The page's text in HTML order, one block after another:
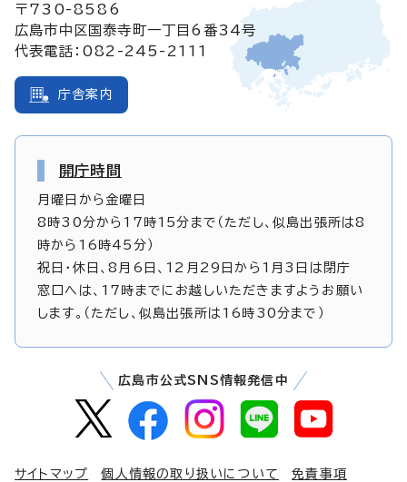
〒730-8586
広島市中区国泰寺町一丁目6番34号
代表電話：082-245-2111
庁舎案内
開庁時間
月曜日から金曜日
8時30分から17時15分まで（ただし、似島出張所は8
時から16時45分）
祝日・休日、8月6日、12月29日から1月3日は閉庁
窓口へは、17時までにお越しいただきますようお願い
します。（ただし、似島出張所は16時30分まで）
広島市公式SNS情報発信中
サイトマップ 個人情報の取り扱いについて 免責事項